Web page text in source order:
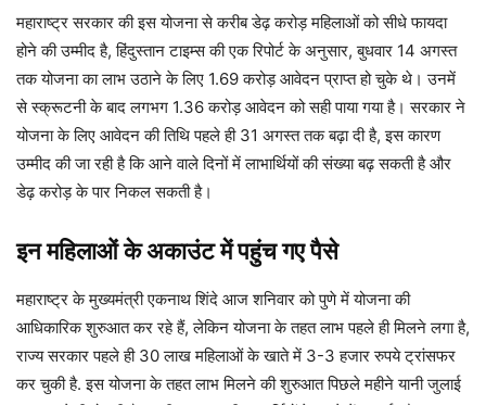
महाराष्ट्र सरकार की इस योजना से करीब डेढ़ करोड़ महिलाओं को सीधे फायदा
होने की उम्मीद है, हिंदुस्तान टाइम्स की एक रिपोर्ट के अनुसार, बुधवार 14 अगस्त
तक योजना का लाभ उठाने के लिए 1.69 करोड़ आवेदन प्राप्त हो चुके थे। उनमें
से स्क्रूटनी के बाद लगभग 1.36 करोड़ आवेदन को सही पाया गया है। सरकार ने
योजना के लिए आवेदन की तिथि पहले ही 31 अगस्त तक बढ़ा दी है, इस कारण
उम्मीद की जा रही है कि आने वाले दिनों में लाभार्थियों की संख्या बढ़ सकती है और
डेढ़ करोड़ के पार निकल सकती है।
इन महिलाओं के अकाउंट में पहुंच गए पैसे
महाराष्ट्र के मुख्यमंत्री एकनाथ शिंदे आज शनिवार को पुणे में योजना की
आधिकारिक शुरुआत कर रहे हैं, लेकिन योजना के तहत लाभ पहले ही मिलने लगा है,
राज्य सरकार पहले ही 30 लाख महिलाओं के खाते में 3-3 हजार रुपये ट्रांसफर
कर चुकी है. इस योजना के तहत लाभ मिलने की शुरुआत पिछले महीने यानी जुलाई